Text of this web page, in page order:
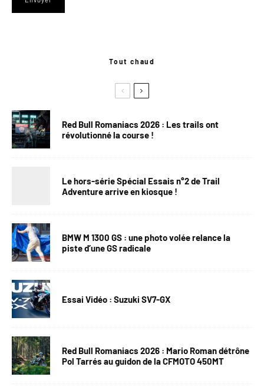
Tout chaud
Red Bull Romaniacs 2026 : Les trails ont
révolutionné la course !
Le hors-série Spécial Essais n°2 de Trail
Adventure arrive en kiosque !
BMW M 1300 GS : une photo volée relance la
piste d’une GS radicale
Essai Vidéo : Suzuki SV7-GX
Red Bull Romaniacs 2026 : Mario Roman détrône
Pol Tarrés au guidon de la CFMOTO 450MT